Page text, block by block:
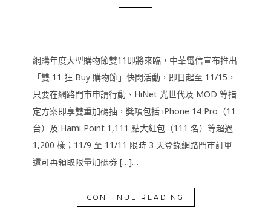
網購年度大型購物節雙11即將來臨，中華電信宣布推出
「雙 11 狂 Buy 購物節」快閃活動，即日起至 11/15，
只要在網路門市申請行動、HiNet 光世代及 MOD 等指
定方案即享雙重加碼抽，獎項包括 iPhone 14 Pro（11
台）及 Hami Point 1,111 點大紅包（111 名）等超過
1,200 樣；11/9 至 11/11 限時 3 天登錄網路門市訂單
還可再領取限量加碼券 […]…
CONTINUE READING